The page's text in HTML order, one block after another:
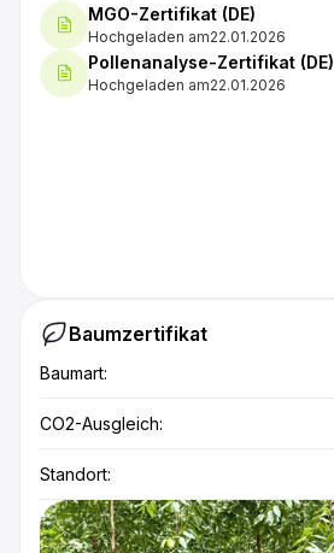
MGO-Zertifikat (DE)
Hochgeladen am22.01.2026
Pollenanalyse-Zertifikat (DE)
Hochgeladen am22.01.2026
Baumzertifikat
Baumart:
CO2-Ausgleich:
Standort: